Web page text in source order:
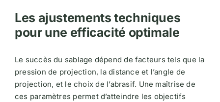
Les ajustements techniques
pour une efficacité optimale
Le succès du sablage dépend de facteurs tels que la
pression de projection, la distance et l’angle de
projection, et le choix de l’abrasif. Une maîtrise de
ces paramètres permet d’atteindre les objectifs